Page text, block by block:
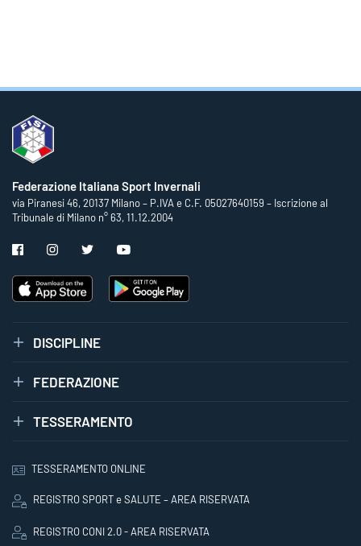
Federazione Italiana Sport Invernali
via Piranesi 46, 20137 Milano – P.IVA e C.F. 05027640159 – Iscrizione al
Tribunale di Milano n° 63, 11.12.2004
DISCIPLINE
FEDERAZIONE
TESSERAMENTO
TESSERAMENTO ONLINE
REGISTRO SPORT e SALUTE – AREA RISERVATA
REGISTRO CONI 2.0 - AREA RISERVATA